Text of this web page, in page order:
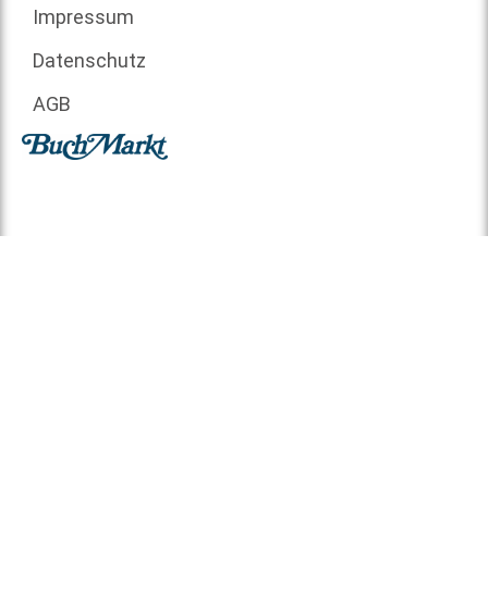
Impressum
Datenschutz
AGB